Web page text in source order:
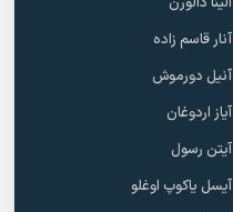
آنار قاسم زاده
آنیل دورموش
آیاز اردوغان
آیتن رسول
آیسل یاکوپ اوغلو